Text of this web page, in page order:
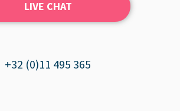
LIVE CHAT
+32 (0)11 495 365